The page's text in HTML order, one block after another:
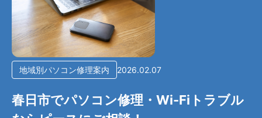
地域別パソコン修理案内 2026.02.07
春日市でパソコン修理・Wi-Fiトラブル